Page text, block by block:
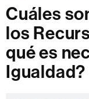
Derecho
Cuáles
los
qué es
Igualdad?